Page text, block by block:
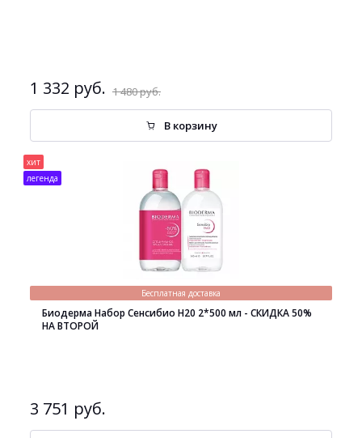
1 332 руб. 1 480 руб.
В корзину
хит
легенда
Бесплатная доставка
Биодерма Набор Сенсибио H20 2*500 мл - СКИДКА 50%
НА ВТОРОЙ
3 751 руб.